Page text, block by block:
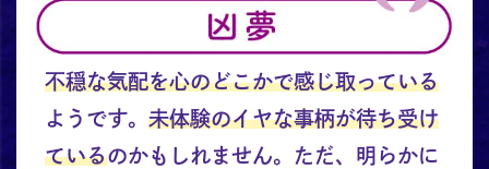
不穏な気配を心のどこかで感じ取っている
ようです。 未体験のイヤな事柄が待ち受け
ているのかもしれません。ただ、明らかに